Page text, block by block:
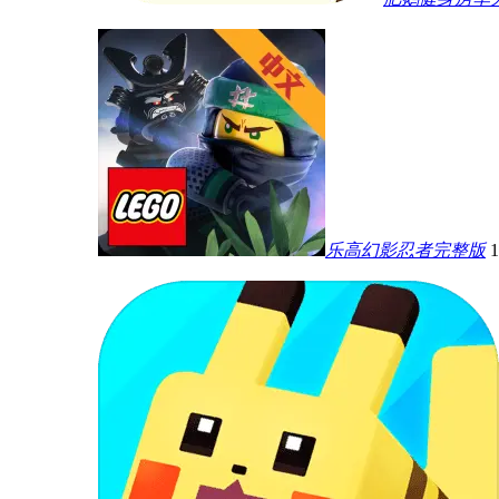
乐高幻影忍者完整版